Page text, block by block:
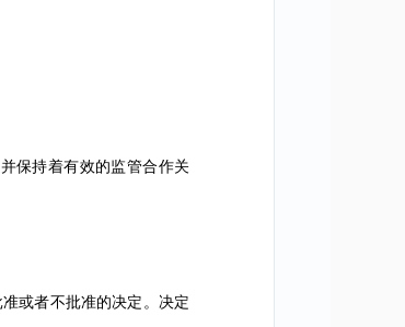
保持着有效的监管合作关
或者不批准的决定。决定